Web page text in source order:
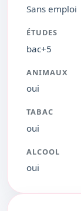
Sans emploi
ÉTUDES
bac+5
ANIMAUX
oui
TABAC
oui
ALCOOL
oui